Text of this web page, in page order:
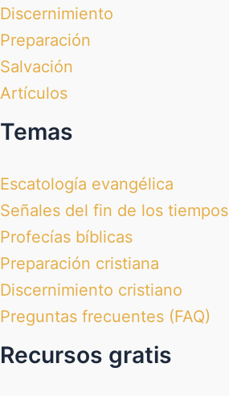
Discernimiento
Preparación
Salvación
Artículos
Temas
Escatología evangélica
Señales del fin de los tiempos
Profecías bíblicas
Preparación cristiana
Discernimiento cristiano
Preguntas frecuentes (FAQ)
Recursos gratis